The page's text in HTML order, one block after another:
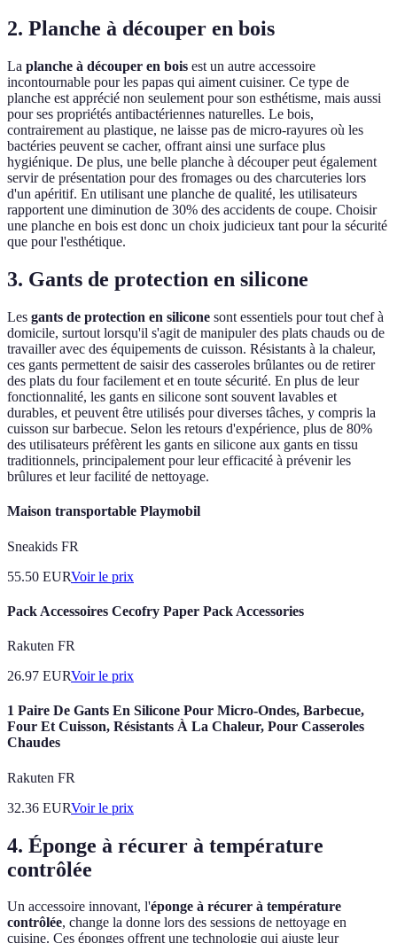
2. Planche à découper en bois
La planche à découper en bois est un autre accessoire
incontournable pour les papas qui aiment cuisiner. Ce type de
planche est apprécié non seulement pour son esthétisme, mais aussi
pour ses propriétés antibactériennes naturelles. Le bois,
contrairement au plastique, ne laisse pas de micro-rayures où les
bactéries peuvent se cacher, offrant ainsi une surface plus
hygiénique. De plus, une belle planche à découper peut également
servir de présentation pour des fromages ou des charcuteries lors
d'un apéritif. En utilisant une planche de qualité, les utilisateurs
rapportent une diminution de 30% des accidents de coupe. Choisir
une planche en bois est donc un choix judicieux tant pour la sécurité
que pour l'esthétique.
3. Gants de protection en silicone
Les gants de protection en silicone sont essentiels pour tout chef à
domicile, surtout lorsqu'il s'agit de manipuler des plats chauds ou de
travailler avec des équipements de cuisson. Résistants à la chaleur,
ces gants permettent de saisir des casseroles brûlantes ou de retirer
des plats du four facilement et en toute sécurité. En plus de leur
fonctionnalité, les gants en silicone sont souvent lavables et
durables, et peuvent être utilisés pour diverses tâches, y compris la
cuisson sur barbecue. Selon les retours d'expérience, plus de 80%
des utilisateurs préfèrent les gants en silicone aux gants en tissu
traditionnels, principalement pour leur efficacité à prévenir les
brûlures et leur facilité de nettoyage.
Maison transportable Playmobil
Sneakids FR
55.50 EURVoir le prix
Pack Accessoires Cecofry Paper Pack Accessories
Rakuten FR
26.97 EURVoir le prix
1 Paire De Gants En Silicone Pour Micro-Ondes, Barbecue,
Four Et Cuisson, Résistants À La Chaleur, Pour Casseroles
Chaudes
Rakuten FR
32.36 EURVoir le prix
4. Éponge à récurer à température
contrôlée
Un accessoire innovant, l'éponge à récurer à température
contrôlée, change la donne lors des sessions de nettoyage en
cuisine. Ces éponges offrent une technologie qui ajuste leur